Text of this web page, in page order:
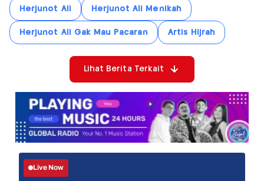
Herjunot Ali Herjunot Ali Menikah
Herjunot Ali Gak Mau Pacaran Artis Hijrah
Lihat Berita Terkait
Live Now